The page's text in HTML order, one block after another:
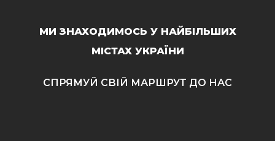
МИ ЗНАХОДИМОСЬ У НАЙБІЛЬШИХ
МІСТАХ УКРАЇНИ
СПРЯМУЙ СВІЙ МАРШРУТ ДО НАС